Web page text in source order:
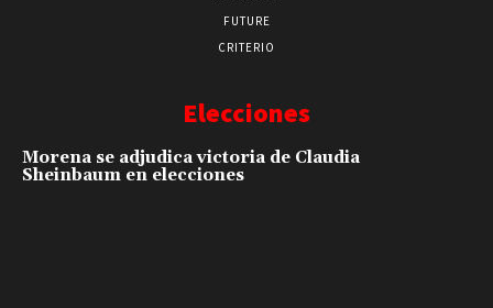
FUTURE
CRITERIO
Elecciones
Morena se adjudica victoria de Claudia
Sheinbaum en elecciones